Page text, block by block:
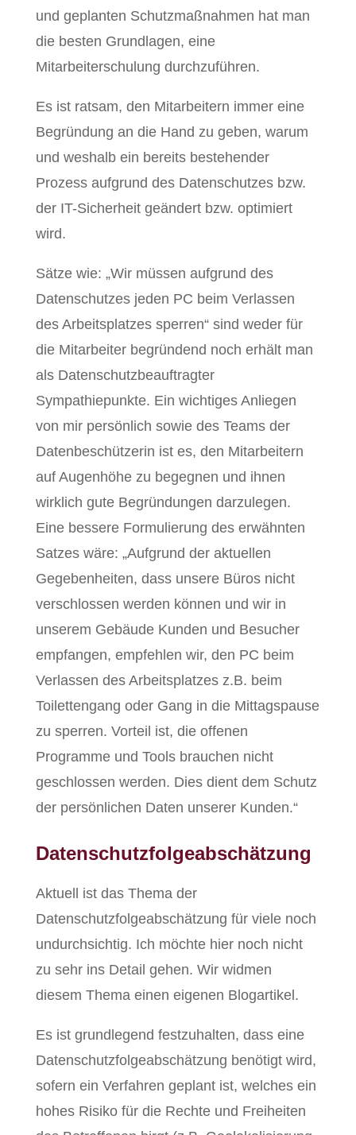
und geplanten Schutzmaßnahmen hat man
die besten Grundlagen, eine
Mitarbeiterschulung durchzuführen.
Es ist ratsam, den Mitarbeitern immer eine
Begründung an die Hand zu geben, warum
und weshalb ein bereits bestehender
Prozess aufgrund des Datenschutzes bzw.
der IT-Sicherheit geändert bzw. optimiert
wird.
Sätze wie: „Wir müssen aufgrund des
Datenschutzes jeden PC beim Verlassen
des Arbeitsplatzes sperren“ sind weder für
die Mitarbeiter begründend noch erhält man
als Datenschutzbeauftragter
Sympathiepunkte. Ein wichtiges Anliegen
von mir persönlich sowie des Teams der
Datenbeschützerin ist es, den Mitarbeitern
auf Augenhöhe zu begegnen und ihnen
wirklich gute Begründungen darzulegen.
Eine bessere Formulierung des erwähnten
Satzes wäre: „Aufgrund der aktuellen
Gegebenheiten, dass unsere Büros nicht
verschlossen werden können und wir in
unserem Gebäude Kunden und Besucher
empfangen, empfehlen wir, den PC beim
Verlassen des Arbeitsplatzes z.B. beim
Toilettengang oder Gang in die Mittagspause
zu sperren. Vorteil ist, die offenen
Programme und Tools brauchen nicht
geschlossen werden. Dies dient dem Schutz
der persönlichen Daten unserer Kunden.“
Datenschutzfolgeabschätzung
Aktuell ist das Thema der
Datenschutzfolgeabschätzung für viele noch
undurchsichtig. Ich möchte hier noch nicht
zu sehr ins Detail gehen. Wir widmen
diesem Thema einen eigenen Blogartikel.
Es ist grundlegend festzuhalten, dass eine
Datenschutzfolgeabschätzung benötigt wird,
sofern ein Verfahren geplant ist, welches ein
hohes Risiko für die Rechte und Freiheiten